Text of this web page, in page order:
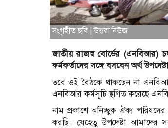
সংগৃহীত ছবি | উত্তরা নিউজ
জাতীয় রাজস্ব বোর্ডের
কর্মকর্তাদের সঙ্গে বসবেন অর্থ
তবে ওই বৈঠকে থাকছেন না
এনবিআর কর্মসূচি স্থগিত করেছে
নাম প্রকাশে অনিচ্ছুক ঐক্য
করছি। যেহেতু উপদেষ্টা আমাদের